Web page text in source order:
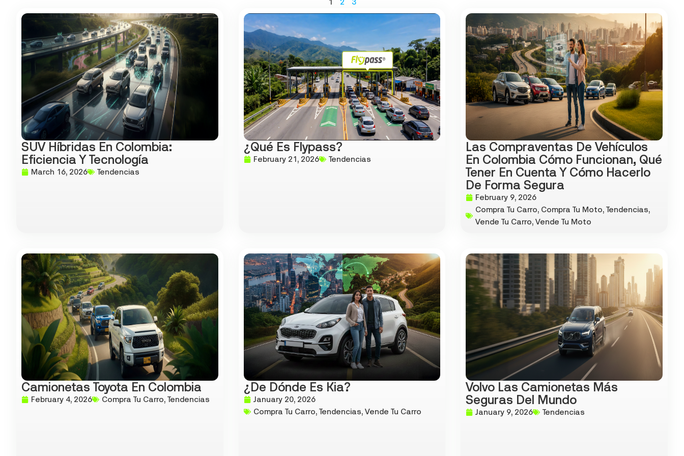
SUV Híbridas En Colombia:
Eficiencia Y Tecnología
March 16, 2026 Tendencias
¿Qué Es Flypass?
February 21, 2026 Tendencias
Las Compraventas De Vehículos
En Colombia Cómo Funcionan, Qué
Tener En Cuenta Y Cómo Hacerlo
De Forma Segura
February 9, 2026
Compra Tu Carro, Compra Tu Moto,Tendencias,
Vende Tu Carro,Vende Tu Moto
Camionetas Toyota En Colombia
February 4, 2026 Compra Tu Carro,Tendencias
¿De Dónde Es Kia?
January 20, 2026
Compra Tu Carro,Tendencias,Vende Tu Carro
Volvo Las Camionetas Más
Seguras Del Mundo
January 9, 2026 Tendencias